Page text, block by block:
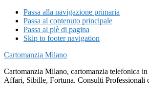
Passa alla navigazione primaria
Passa al contenuto principale
Passa al piè di pagina
Skip to footer navigation
Cartomanzia Milano
Cartomanzia Milano, cartomanzia telefonica
Affari, Sibille, Fortuna. Consulti Professionali